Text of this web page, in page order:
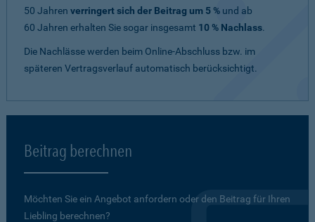
50 Jahren verringert sich der Beitrag um 5 % und ab
60 Jahren erhalten Sie sogar insgesamt 10 % Nachlass.
Die Nachlässe werden beim Online-Abschluss bzw. im
späteren Vertragsverlauf automatisch berücksichtigt.
Beitrag berechnen
Möchten Sie ein Angebot anfordern oder den Beitrag für Ihren
Liebling berechnen?